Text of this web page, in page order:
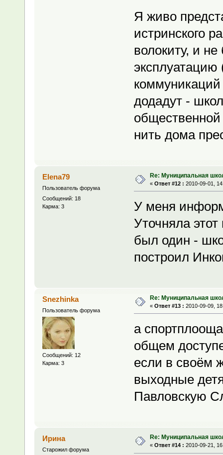
Я живо
истринского
волокиту, и
коммуникаций
додадут -
общественной
нить дома
Elena79
Пользователь форума
Сообщений: 18
Карма: 3
Re: Муниципальная
« Ответ #12 : 2010-09-01,
У меня
Уточняла
был один -
построил
Snezhinka
Пользователь форума
Сообщений: 12
Карма: 3
Re: Муниципальная
« Ответ #13 : 2010-09-09,
а
общем
если в своём
выходные
Павловскую
Ирина
Старожил форума
Re: Муниципальная
« Ответ #14 : 2010-09-21,